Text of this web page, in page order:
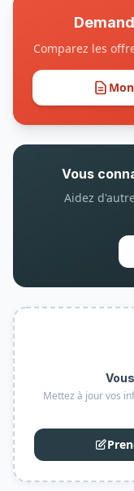
Comparez les
Vous
Aidez
Mettez à jour vos